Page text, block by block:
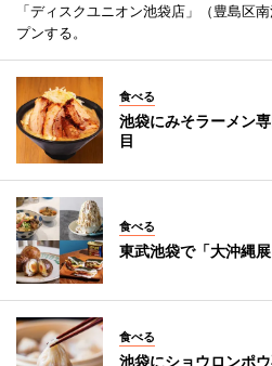
「ディスクユニオン池袋店」（豊島区
プンする。
食べる
池袋にみそラーメン
目
食べる
東武池袋で「大沖縄
食べる
池袋にショウロンポ